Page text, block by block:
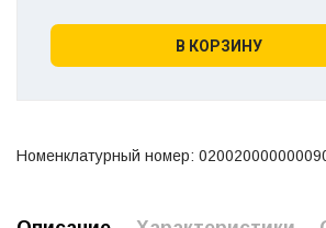
В КОРЗИНУ
Номенклатурный номер: